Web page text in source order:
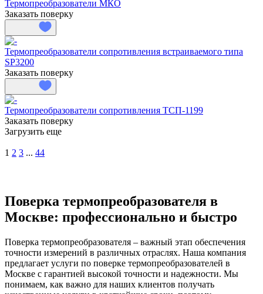
Термопреобразователи МКО
Заказать поверку
Термопреобразователи сопротивления встраиваемого типа
SP3200
Заказать поверку
Термопреобразователи сопротивления ТСП-1199
Заказать поверку
Загрузить еще
1 2 3 ... 44
Поверка термопреобразователя в
Москве: профессионально и быстро
Поверка термопреобразователя – важный этап обеспечения
точности измерений в различных отраслях. Наша компания
предлагает услуги по поверке термопреобразователей в
Москве с гарантией высокой точности и надежности. Мы
понимаем, как важно для наших клиентов получать